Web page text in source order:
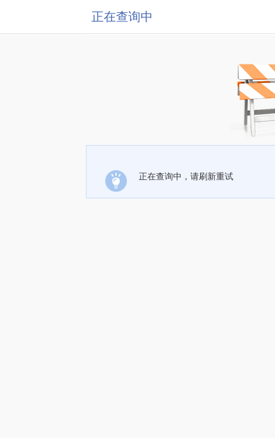
正在查询中
正在查询中，请刷新重试